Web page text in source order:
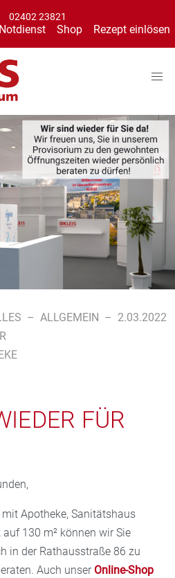
02402 23821
Notdienst Shop Rezept einlösen
– ALLGEMEIN – 2.03.2022
FÜR
Apotheke, Sanitätshaus
130 m² können wir Sie
in der Rathausstraße 86 zu
Auch unser Online-Shop